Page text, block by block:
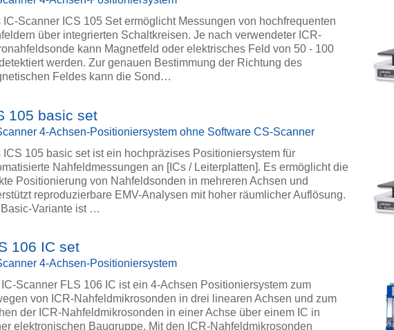
IC-Scanner ICS 105 Set ermöglicht Messungen von hochfrequenten
über integrierten Schaltkreisen. Je nach verwendeter ICR-
kann Magnetfeld oder elektrisches Feld von 50 - 100
werden. Zur genauen Bestimmung der Richtung des
Feldes kann die Sond…
105 basic set
4-Achsen-Positioniersystem ohne Software CS-Scanner
ICS 105 basic set ist ein hochpräzises Positioniersystem für
Nahfeldmessungen an [ICs / Leiterplatten]. Es ermöglicht die
Positionierung von Nahfeldsonden in mehreren Achsen und
reproduzierbare EMV-Analysen mit hoher räumlicher Auflösung.
Variante ist …
106 IC set
4-Achsen-Positioniersystem
IC-Scanner FLS 106 IC ist ein 4-Achsen Positioniersystem zum
von ICR-Nahfeldmikrosonden in drei linearen Achsen und zum
der ICR-Nahfeldmikrosonden in einer Achse über einem IC in
elektronischen Baugruppe. Mit den ICR-Nahfeldmikrosonden